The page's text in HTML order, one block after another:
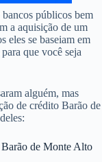
públicos bem
a aquisição de um
eles se baseiam em
que você seja
alguém, mas
de crédito Barão de
Barão de Monte Alto